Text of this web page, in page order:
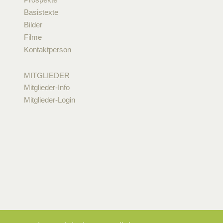
Basistexte
Bilder
Filme
Kontaktperson
MITGLIEDER
Mitglieder-Info
Mitglieder-Login